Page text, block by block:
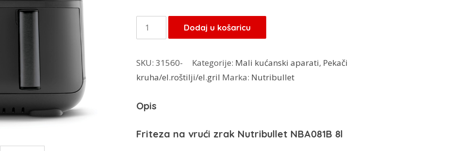
Nutribullet
friteza
vrući
zrak
8l
Dodaj u košaricu
SKU: 31560- Kategorije: Mali kućanski aparati, Pekači
kruha/el.roštilji/el.gril Marka: Nutribullet
Opis
Friteza na vrući zrak Nutribullet NBA081B 8l